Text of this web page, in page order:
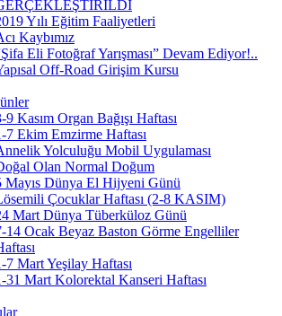
Yılı Eğitim Faaliyetleri
Kaybımız
Eli Fotoğraf Yarışması” Devam Ediyor!..
Off-Road Girişim Kursu
9 Kasım Organ Bağışı Haftası
7 Ekim Emzirme Haftası
Yolculuğu Mobil Uygulaması
Olan Normal Doğum
Mayıs Dünya El Hijyeni Günü
Çocuklar Haftası (2-8 KASIM)
Mart Dünya Tüberküloz Günü
14 Ocak Beyaz Baston Görme Engelliler
7 Mart Yeşilay Haftası
31 Mart Kolorektal Kanseri Haftası